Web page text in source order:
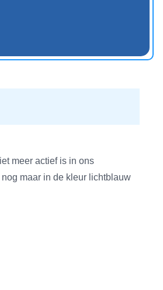
meer actief is in ons
maar in de kleur lichtblauw